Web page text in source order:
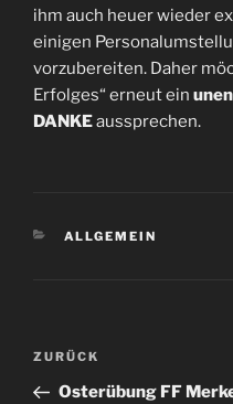
ihm auch heuer wieder
einigen
vorzubereiten. Daher
Erfolges“ erneut ein
DANKEaussprechen.
KATEGORIEN
ALLGEMEIN
Beitragsnavigation
Vorheriger
Beitrag
ZURÜCK
Osterübung FF